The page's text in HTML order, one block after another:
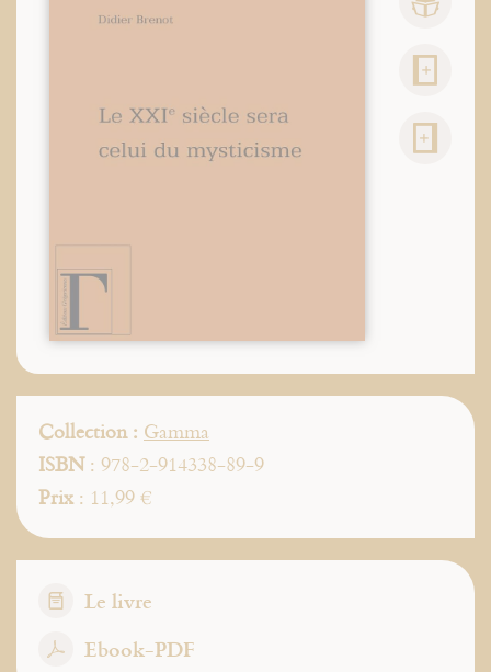
Collection : Gamma
ISBN: 978-2-914338-89-9
Prix: 11,99 €
Le livre
Ebook-PDF